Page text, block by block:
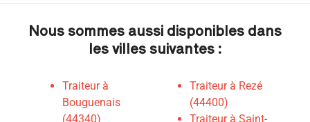
Nous sommes aussi disponibles dans
les villes suivantes :
Traiteur à
Bouguenais
(44340)
Traiteur à Rezé
(44400)
Traiteur à Saint-